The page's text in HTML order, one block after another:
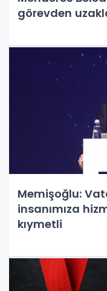
görevden
Memişoğlu:
insanımıza
kıymetli